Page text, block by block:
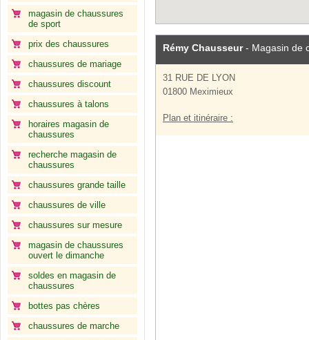
magasin de chaussures
de sport
prix des chaussures
chaussures de mariage
chaussures discount
chaussures à talons
horaires magasin de
chaussures
recherche magasin de
chaussures
chaussures grande taille
chaussures de ville
chaussures sur mesure
magasin de chaussures
ouvert le dimanche
soldes en magasin de
chaussures
bottes pas chères
chaussures de marche
Rémy Chausseur- Magasin de
31 RUE DE LYON
01800 Meximieux
Plan et itinéraire :